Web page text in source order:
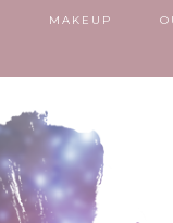
MAKEUP